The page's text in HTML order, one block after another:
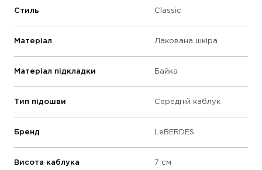
Стиль Classic
Матеріал Лакована шкіра
Матеріал підкладки Байка
Тип підошви Середній каблук
Бренд LeBERDES
Висота каблука 7 см